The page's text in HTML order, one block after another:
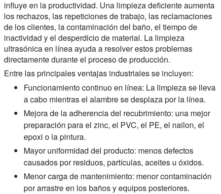
influye en la productividad. Una limpieza deficiente aumenta
los rechazos, las repeticiones de trabajo, las reclamaciones
de los clientes, la contaminación del baño, el tiempo de
inactividad y el desperdicio de material. La limpieza
ultrasónica en línea ayuda a resolver estos problemas
directamente durante el proceso de producción.
Entre las principales ventajas industriales se incluyen:
Funcionamiento continuo en línea: La limpieza se lleva
a cabo mientras el alambre se desplaza por la línea.
Mejora de la adherencia del recubrimiento: una mejor
preparación para el zinc, el PVC, el PE, el nailon, el
epoxi o la pintura.
Mayor uniformidad del producto: menos defectos
causados por residuos, partículas, aceites u óxidos.
Menor carga de mantenimiento: menor contaminación
por arrastre en los baños y equipos posteriores.